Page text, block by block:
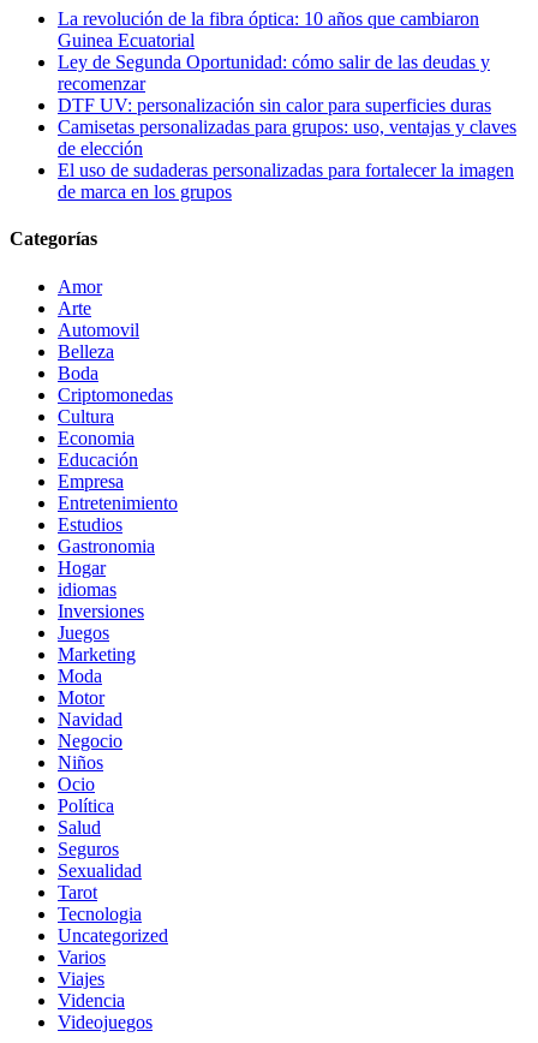
La revolución de la fibra óptica: 10 años que cambiaron
Guinea Ecuatorial
Ley de Segunda Oportunidad: cómo salir de las deudas y
recomenzar
DTF UV: personalización sin calor para superficies duras
Camisetas personalizadas para grupos: uso, ventajas y claves
de elección
El uso de sudaderas personalizadas para fortalecer la imagen
de marca en los grupos
Categorías
Amor
Arte
Automovil
Belleza
Boda
Criptomonedas
Cultura
Economia
Educación
Empresa
Entretenimiento
Estudios
Gastronomia
Hogar
idiomas
Inversiones
Juegos
Marketing
Moda
Motor
Navidad
Negocio
Niños
Ocio
Política
Salud
Seguros
Sexualidad
Tarot
Tecnologia
Uncategorized
Varios
Viajes
Videncia
Videojuegos